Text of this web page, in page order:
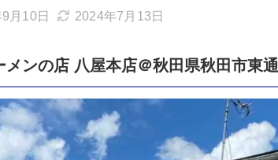
月10日 2024年7月13日
メンの店 八屋本店＠秋田県秋田市東通